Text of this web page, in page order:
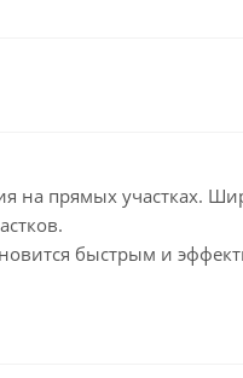
на прямых участках.
быстрым и